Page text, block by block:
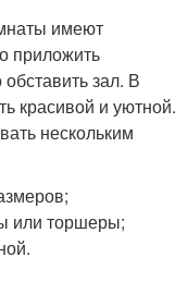
имеют
приложить
зал. В
красивой и уютной.
нескольким
или торшеры;